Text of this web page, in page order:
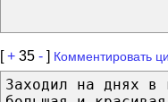
[+ 35 - ] Комментировать
Заходил на днях в